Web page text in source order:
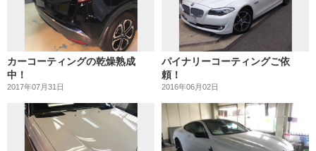
カーコーティングの乾燥熟成
中！
2017年07月31日
パイナリーコーティングご依
頼！
2016年06月02日